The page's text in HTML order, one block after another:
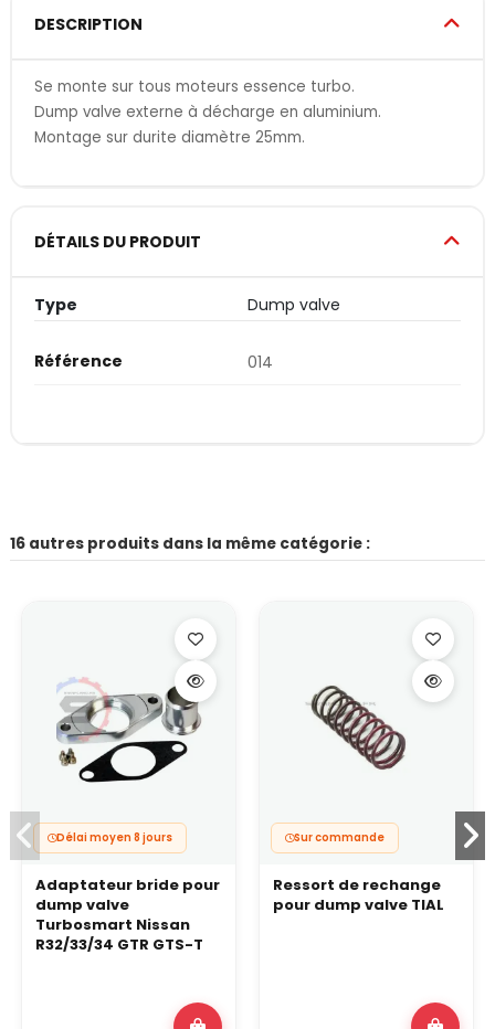
DESCRIPTION
Se monte sur tous moteurs essence turbo.
Dump valve externe à décharge en aluminium.
Montage sur durite diamètre 25mm.
DÉTAILS DU PRODUIT
Type Dump valve
Référence 014
16 autres produits dans la même catégorie :
Délai moyen 8 jours
Adaptateur bride pour
dump valve
Turbosmart Nissan
R32/33/34 GTR GTS-T
Sur commande
Ressort de rechange
pour dump valve TIAL